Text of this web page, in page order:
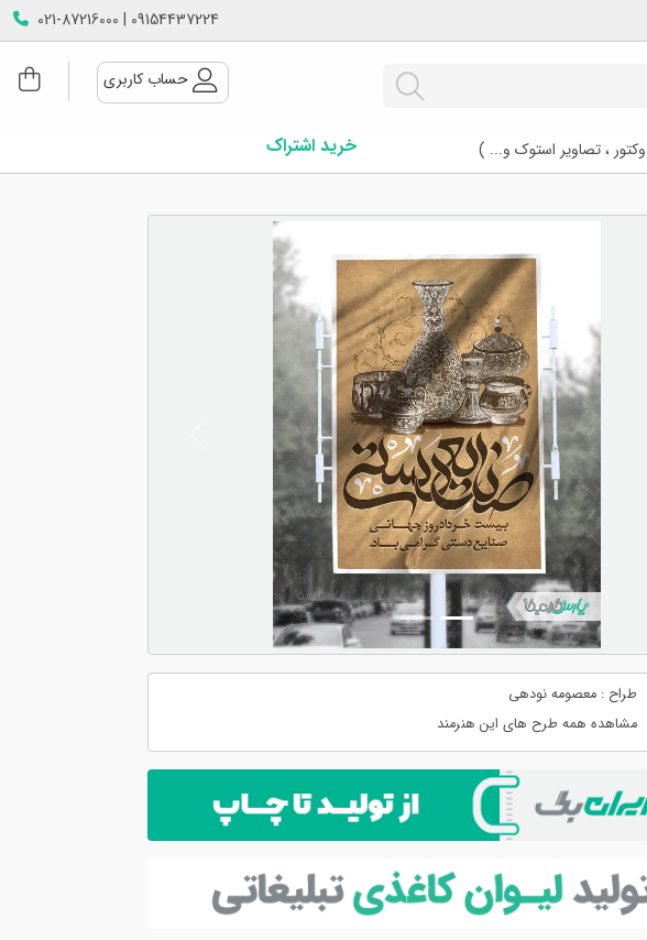
09154437224 | 021-87216000
حساب کاربری
، تصاویر استوک و... ) خرید اشتراک
طراح : معصومه نودهی
مشاهده همه طرح های این هنرمند